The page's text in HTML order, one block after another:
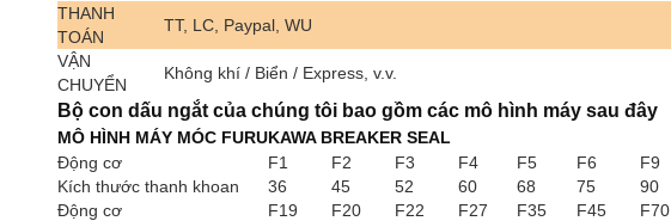
THANH
TOÁN
TT, LC, Paypal, WU
VẬN
CHUYỂN
Không khí / Biển / Express, v.v.
Bộ con dấu ngắt của chúng tôi bao gồm các mô hình máy sau đây
MÔ HÌNH MÁY MÓC FURUKAWA BREAKER SEAL
Động cơ
F1 F2 F3 F4 F5 F6 F9
Kích thước thanh khoan
36 45 52 60 68 75 90
Động cơ
F19 F20 F22 F27 F35 F45
F70